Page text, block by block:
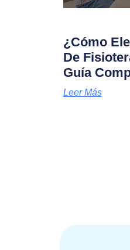
¿Cómo
De
Guía
Leer Más